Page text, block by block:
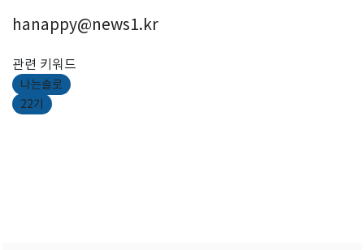
hanappy@news1.kr
관련 키워드
나는솔로
22기